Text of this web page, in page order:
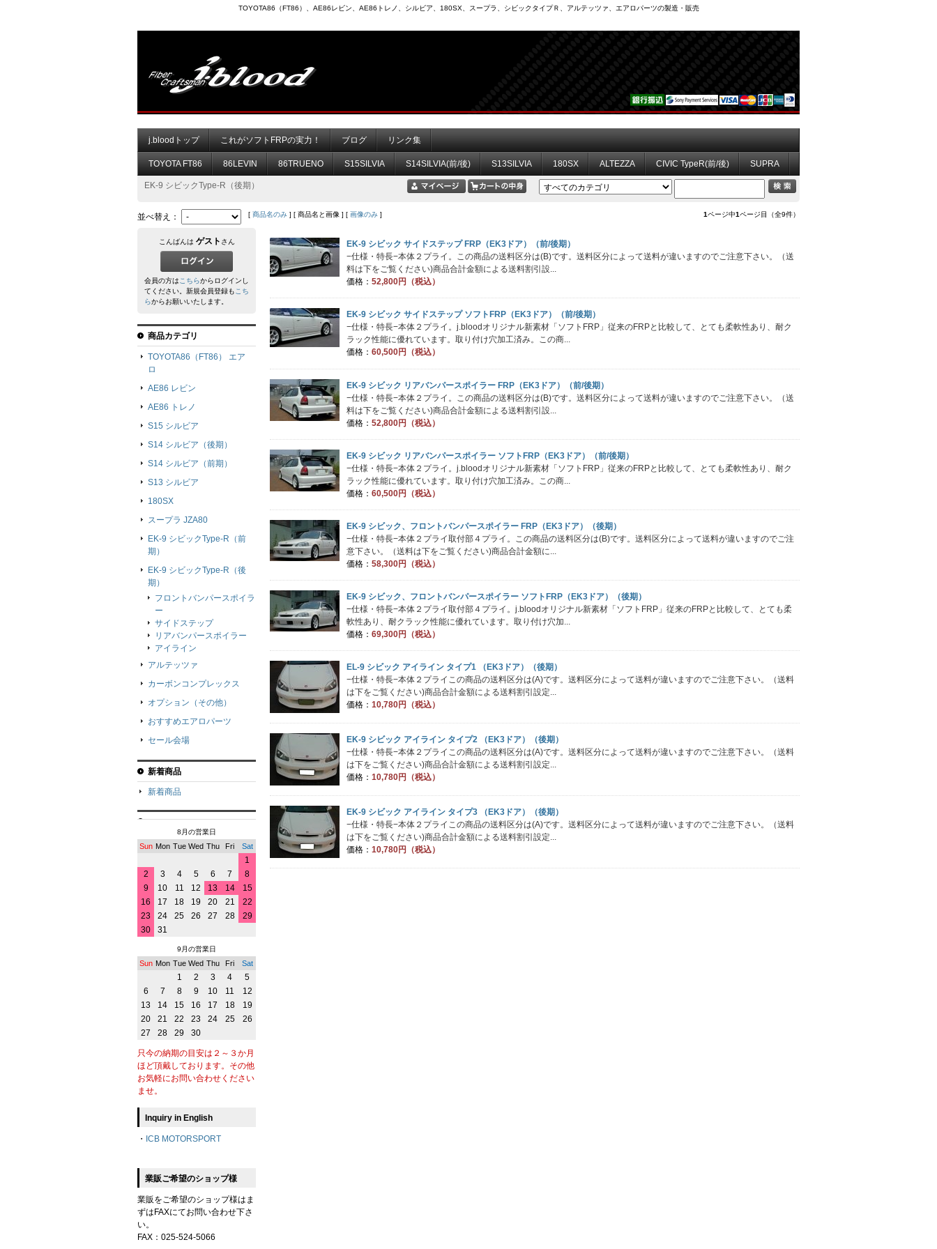
TOYOTA86（FT86）、AE86レビン、AE86トレノ、シルビア、180SX、スープラ、シビックタイプＲ、アルテッツァ、エアロパーツの製造・販売
j.bloodトップ これがソフトFRPの実力！ ブログ リンク集
TOYOTA FT86 86LEVIN 86TRUENO S15SILVIA S14SILVIA(前/後) S13SILVIA 180SX ALTEZZA CIVIC TypeR(前/後) SUPRA
EK-9 シビックType-R（後期）
並べ替え： [ 商品名のみ ] [ 商品名と画像 ] [ 画像のみ ] 1ページ中1ページ目（全9件）
EK-9 シビック サイドステップ FRP（EK3ドア）（前/後期）
−仕様・特長−本体２プライ。この商品の送料区分は(B)です。送料区分によって送料が違いますのでご注意下さい。（送
料は下をご覧ください)商品合計金額による送料割引設...
価格： 52,800円（税込）
EK-9 シビック サイドステップ ソフトFRP（EK3ドア）（前/後期）
−仕様・特長−本体２プライ。j.bloodオリジナル新素材「ソフトFRP」従来のFRPと比較して、とても柔軟性あり、耐ク
ラック性能に優れています。取り付け穴加工済み。この商...
価格： 60,500円（税込）
EK-9 シビック リアバンパースポイラー FRP（EK3ドア）（前/後期）
−仕様・特長−本体２プライ。この商品の送料区分は(B)です。送料区分によって送料が違いますのでご注意下さい。（送
料は下をご覧ください)商品合計金額による送料割引設...
価格： 52,800円（税込）
EK-9 シビック リアバンパースポイラー ソフトFRP（EK3ドア）（前/後期）
−仕様・特長−本体２プライ。j.bloodオリジナル新素材「ソフトFRP」従来のFRPと比較して、とても柔軟性あり、耐ク
ラック性能に優れています。取り付け穴加工済み。この商...
価格： 60,500円（税込）
EK-9 シビック、フロントバンパースポイラー FRP（EK3ドア）（後期）
−仕様・特長−本体２プライ取付部４プライ。この商品の送料区分は(B)です。送料区分によって送料が違いますのでご注
意下さい。（送料は下をご覧ください)商品合計金額に...
価格： 58,300円（税込）
EK-9 シビック、フロントバンパースポイラー ソフトFRP（EK3ドア）（後期）
−仕様・特長−本体２プライ取付部４プライ。j.bloodオリジナル新素材「ソフトFRP」従来のFRPと比較して、とても柔
軟性あり、耐クラック性能に優れています。取り付け穴加...
価格： 69,300円（税込）
EL-9 シビック アイライン タイプ1 （EK3ドア）（後期）
−仕様・特長−本体２プライこの商品の送料区分は(A)です。送料区分によって送料が違いますのでご注意下さい。（送料
は下をご覧ください)商品合計金額による送料割引設定...
価格： 10,780円（税込）
EK-9 シビック アイライン タイプ2 （EK3ドア）（後期）
−仕様・特長−本体２プライこの商品の送料区分は(A)です。送料区分によって送料が違いますのでご注意下さい。（送料
は下をご覧ください)商品合計金額による送料割引設定...
価格： 10,780円（税込）
EK-9 シビック アイライン タイプ3 （EK3ドア）（後期）
−仕様・特長−本体２プライこの商品の送料区分は(A)です。送料区分によって送料が違いますのでご注意下さい。（送料
は下をご覧ください)商品合計金額による送料割引設定...
価格： 10,780円（税込）
こんばんは ゲスト さん
会員の方はこちらからログインし
てください。新規会員登録もこち
らからお願いいたします。
商品カテゴリ
TOYOTA86（FT86） エア
ロ
AE86 レビン
AE86 トレノ
S15 シルビア
S14 シルビア（後期）
S14 シルビア（前期）
S13 シルビア
180SX
スープラ JZA80
EK-9 シビックType-R（前
期）
EK-9 シビックType-R（後
期）
フロントバンパースポイラ
ー
サイドステップ
リアバンパースポイラー
アイライン
アルテッツァ
カーボンコンプレックス
オプション（その他）
おすすめエアロパーツ
セール会場
新着商品
新着商品
8月の営業日
Sun Mon Tue Wed Thu Fri Sat
1
2
3 4 5 6 7
8
9
10 11 12 13 14
15
16
17 18 19 20 21
22
23
24 25 26 27 28
29
30
31
9月の営業日
Sun Mon Tue Wed Thu Fri Sat
1 2 3 4
5
6
7 8 9 10 11
12
13
14 15 16 17 18
19
20
21 22 23 24 25
26
27
28 29 30
只今の納期の目安は２～３か月
ほど頂戴しております。その他
お気軽にお問い合わせください
ませ。
Inquiry in English
・ ICB MOTORSPORT
業販ご希望のショップ様
業販をご希望のショップ様はま
ずはFAXにてお問い合わせ下さ
い。
FAX：025-524-5066